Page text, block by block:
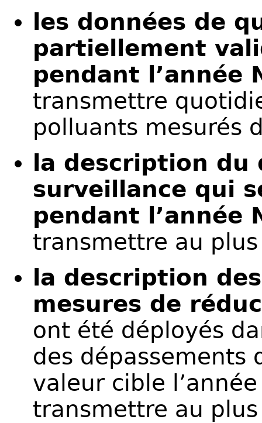
les données de
partiellement
pendant l’année
transmettre
polluants mesurés
la description
surveillance qui
pendant l’année
transmettre au
la description
mesures de
ont été déployés
des dépassements
valeur cible
transmettre au